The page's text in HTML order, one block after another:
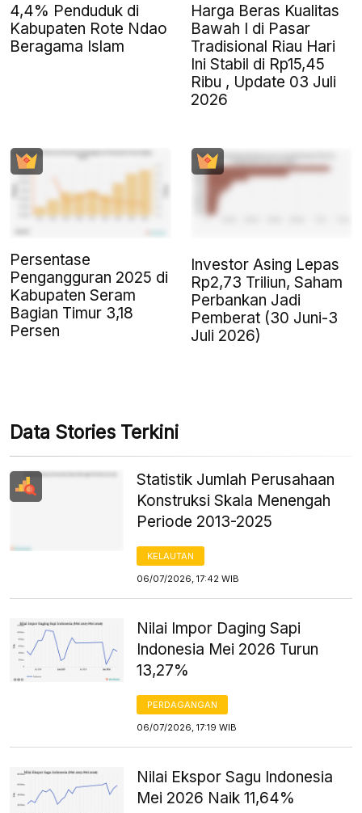
4,4% Penduduk di
Kabupaten Rote Ndao
Beragama Islam
Harga Beras Kualitas
Bawah I di Pasar
Tradisional Riau Hari
Ini Stabil di Rp15,45
Ribu , Update 03 Juli
2026
Persentase
Pengangguran 2025 di
Kabupaten Seram
Bagian Timur 3,18
Persen
Investor Asing Lepas
Rp2,73 Triliun, Saham
Perbankan Jadi
Pemberat (30 Juni-3
Juli 2026)
Data Stories Terkini
Statistik Jumlah Perusahaan
Konstruksi Skala Menengah
Periode 2013-2025
KELAUTAN
06/07/2026, 17:42 WIB
Nilai Impor Daging Sapi
Indonesia Mei 2026 Turun
13,27%
PERDAGANGAN
06/07/2026, 17:19 WIB
Nilai Ekspor Sagu Indonesia
Mei 2026 Naik 11,64%